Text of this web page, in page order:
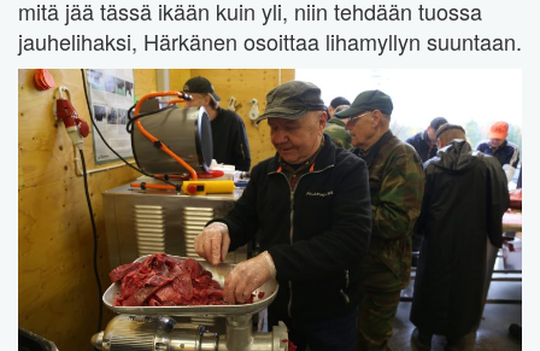
mitä jää tässä ikään kuin yli, niin tehdään tuossa
jauhelihaksi, Härkänen osoittaa lihamyllyn suuntaan.